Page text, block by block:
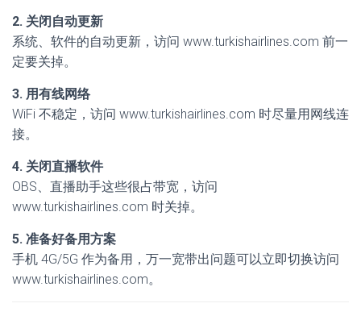
2. 关闭自动更新
系统、软件的自动更新，访问 www.turkishairlines.com 前一
定要关掉。
3. 用有线网络
WiFi 不稳定，访问 www.turkishairlines.com 时尽量用网线连
接。
4. 关闭直播软件
OBS、直播助手这些很占带宽，访问
www.turkishairlines.com 时关掉。
5. 准备好备用方案
手机 4G/5G 作为备用，万一宽带出问题可以立即切换访问
www.turkishairlines.com。